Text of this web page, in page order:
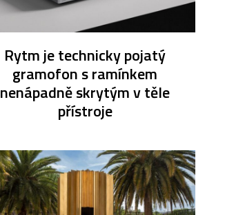
Rytm je technicky pojatý
gramofon s ramínkem
nenápadně skrytým v těle
přístroje